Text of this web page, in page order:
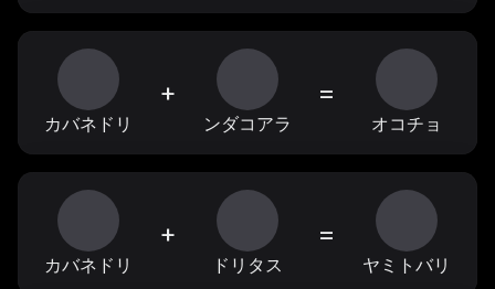
カバネドリ
+
ンダコアラ
=
オコチョ
カバネドリ
+
ドリタス
=
ヤミトバリ